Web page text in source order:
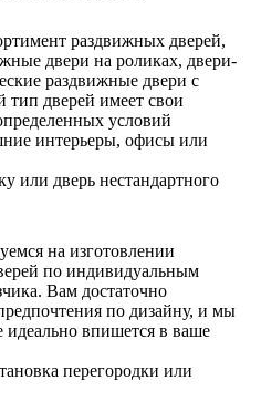
раздвижных дверей,
двери на роликах, двери-
раздвижные двери с
дверей имеет свои
условий
интерьеры, офисы или
или дверь нестандартного
на изготовлении
по индивидуальным
Вам достаточно
по дизайну, и мы
идеально впишется в ваше
перегородки или